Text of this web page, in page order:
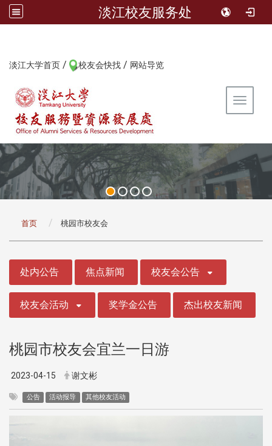
淡江校友服务处
淡江大学首页 / 校友会快找 / 网站导览
Toggle
首页 桃园市校友会
处内公告 焦点新闻 校友会公告
校友会活动 奖学金公告 杰出校友新闻
桃园市校友会宜兰一日游
2023-04-15 谢文彬
公告 活动报导 其他校友活动